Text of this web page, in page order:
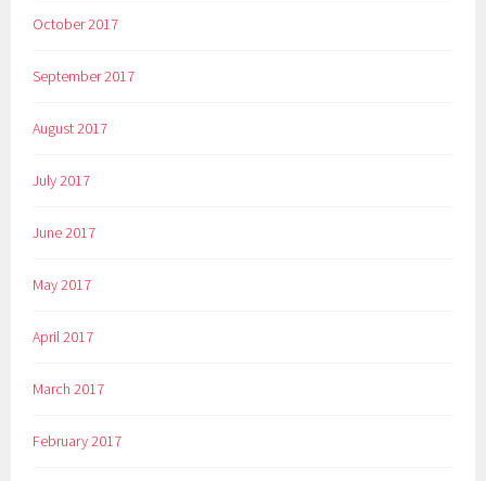
October 2017
September 2017
August 2017
July 2017
June 2017
May 2017
April 2017
March 2017
February 2017